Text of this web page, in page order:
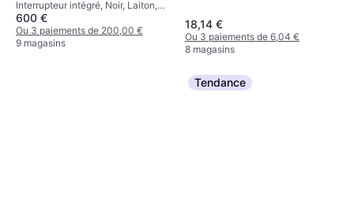
125.3cm
Interrupteur intégré, Noir, Laiton,
Acier, Classe IP: IP20, Douille de
Lampe: E14
600 €
Ou 3 paiements de 200,00 €
9 magasins
18,14 €
Ou 3 paiements de 6,04 €
8 magasins
Tendance